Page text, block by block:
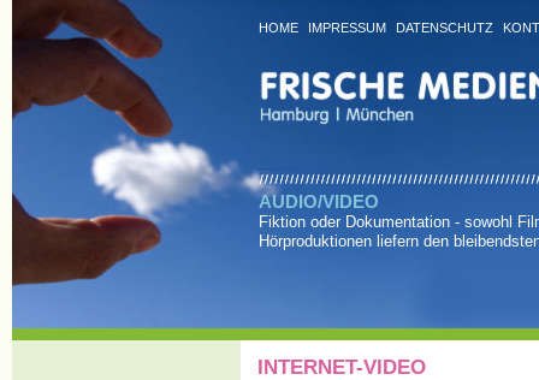
HOME IMPRESSUM DATENSCHUTZ
AUDIO/VIDEO
Fiktion oder Dokumentation - sowohl
Hörproduktionen liefern den
INTERNET-VIDEO